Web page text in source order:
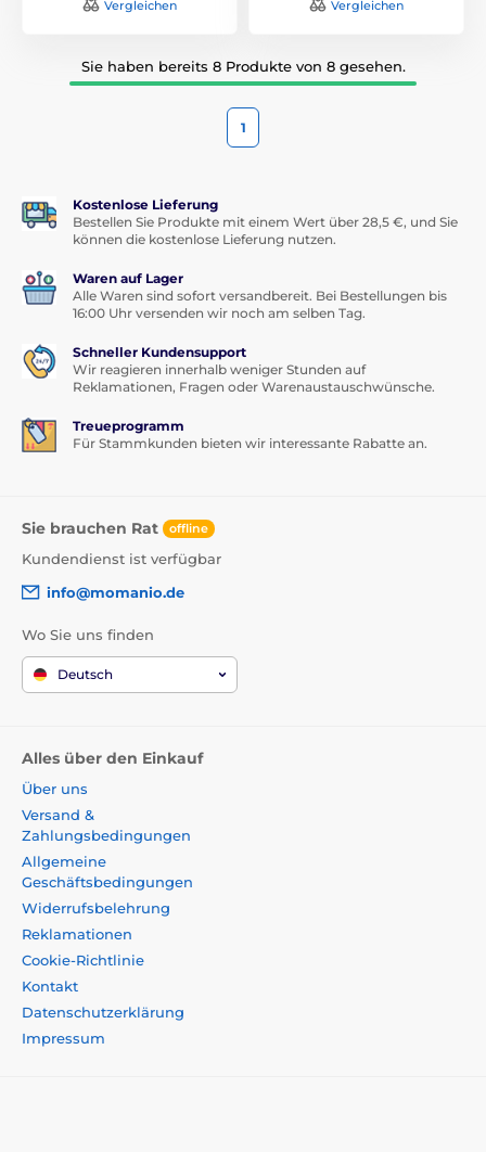
Vergleichen Vergleichen
Sie haben bereits 8 Produkte von 8 gesehen.
1
Kostenlose Lieferung
Bestellen Sie Produkte mit einem Wert über 28,5 €, und Sie
können die kostenlose Lieferung nutzen.
Waren auf Lager
Alle Waren sind sofort versandbereit. Bei Bestellungen bis
16:00 Uhr versenden wir noch am selben Tag.
Schneller Kundensupport
Wir reagieren innerhalb weniger Stunden auf
Reklamationen, Fragen oder Warenaustauschwünsche.
Treueprogramm
Für Stammkunden bieten wir interessante Rabatte an.
Sie brauchen Rat offline
Kundendienst ist verfügbar
info@momanio.de
Wo Sie uns finden
Deutsch
Alles über den Einkauf
Über uns
Versand &
Zahlungsbedingungen
Allgemeine
Geschäftsbedingungen
Widerrufsbelehrung
Reklamationen
Cookie-Richtlinie
Kontakt
Datenschutzerklärung
Impressum